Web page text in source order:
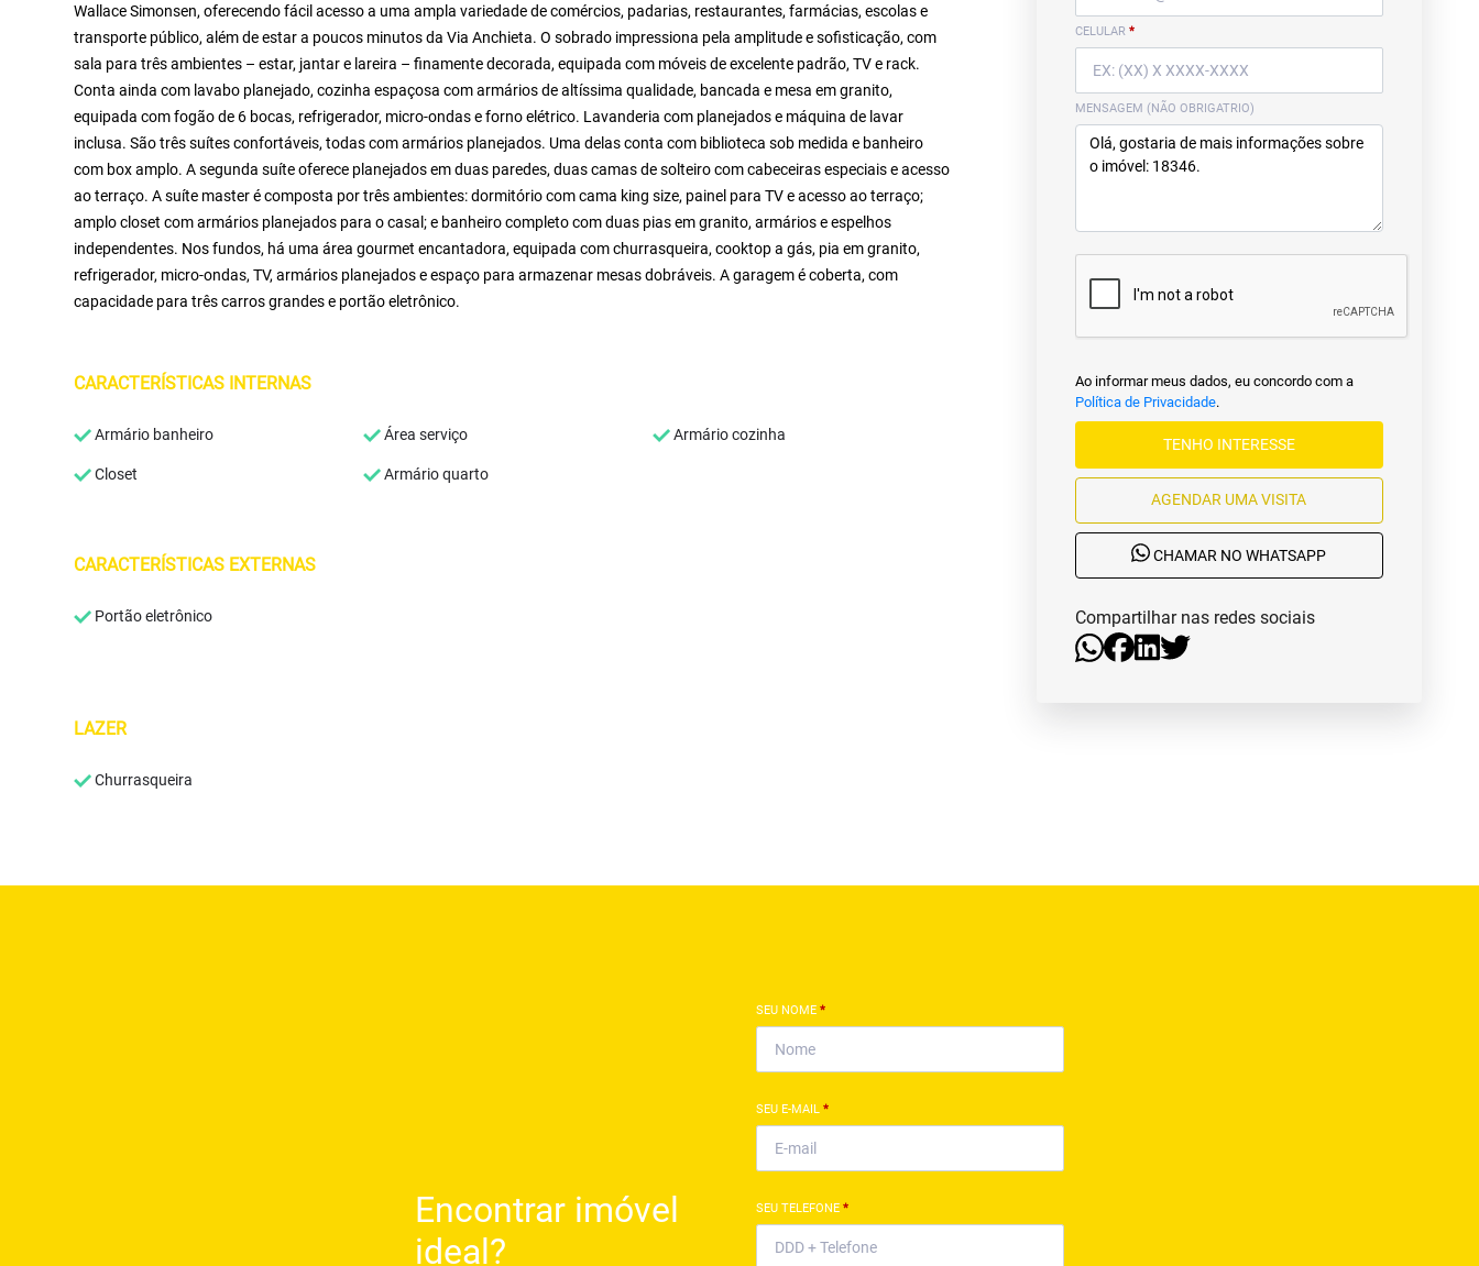
Wallace Simonsen, oferecendo fácil acesso a uma ampla variedade de comércios, padarias, restaurantes, farmácias, escolas e
transporte público, além de estar a poucos minutos da Via Anchieta. O sobrado impressiona pela amplitude e sofisticação, com
sala para três ambientes – estar, jantar e lareira – finamente decorada, equipada com móveis de excelente padrão, TV e rack.
Conta ainda com lavabo planejado, cozinha espaçosa com armários de altíssima qualidade, bancada e mesa em granito,
equipada com fogão de 6 bocas, refrigerador, micro-ondas e forno elétrico. Lavanderia com planejados e máquina de lavar
inclusa. São três suítes confortáveis, todas com armários planejados. Uma delas conta com biblioteca sob medida e banheiro
com box amplo. A segunda suíte oferece planejados em duas paredes, duas camas de solteiro com cabeceiras especiais e acesso
ao terraço. A suíte master é composta por três ambientes: dormitório com cama king size, painel para TV e acesso ao terraço;
amplo closet com armários planejados para o casal; e banheiro completo com duas pias em granito, armários e espelhos
independentes. Nos fundos, há uma área gourmet encantadora, equipada com churrasqueira, cooktop a gás, pia em granito,
refrigerador, micro-ondas, TV, armários planejados e espaço para armazenar mesas dobráveis. A garagem é coberta, com
capacidade para três carros grandes e portão eletrônico.
CARACTERÍSTICAS INTERNAS
Armário banheiro Área serviço Armário cozinha
Closet Armário quarto
CARACTERÍSTICAS EXTERNAS
Portão eletrônico
LAZER
Churrasqueira
CELULAR *
MENSAGEM (NÃO OBRIGATRIO)
Ao informar meus dados, eu concordo com a
Política de Privacidade.
TENHO INTERESSE
AGENDAR UMA VISITA
CHAMAR NO WHATSAPP
Compartilhar nas redes sociais
Encontrar imóvel
ideal?
SEU NOME *
SEU E-MAIL *
SEU TELEFONE *